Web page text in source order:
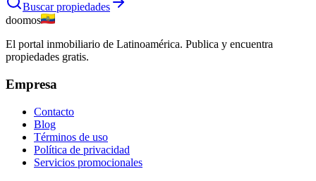
Buscar propiedades
doomos
El portal inmobiliario de Latinoamérica. Publica y encuentra
propiedades gratis.
Empresa
Contacto
Blog
Términos de uso
Política de privacidad
Servicios promocionales